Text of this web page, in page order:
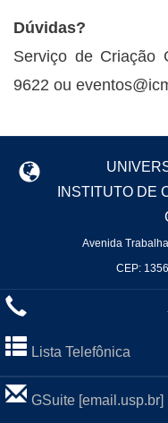
Dúvidas?
Serviço de Criação
9622 ou
INSTITUTO DE
Avenida
CEP:
Lista Telefônica
GSuite [email.usp.br]